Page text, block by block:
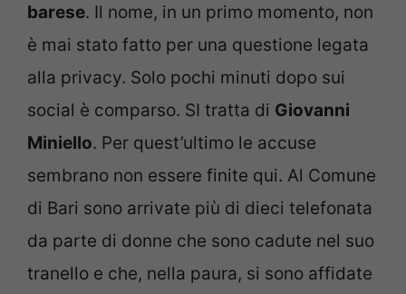
barese. Il nome, in un primo momento, non
è mai stato fatto per una questione legata
alla privacy. Solo pochi minuti dopo sui
social è comparso. SI tratta di Giovanni
Miniello. Per quest’ultimo le accuse
sembrano non essere finite qui. Al Comune
di Bari sono arrivate più di dieci telefonata
da parte di donne che sono cadute nel suo
tranello e che, nella paura, si sono affidate